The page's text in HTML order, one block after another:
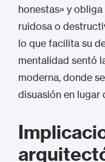
honestas» y
ruidosa o
lo que facilita su
mentalidad sentó
moderna, donde
disuasión en lugar